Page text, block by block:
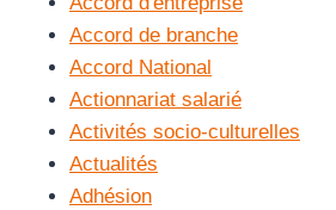
Accord de branche
Accord National
Actionnariat salarié
Activités socio-culturelles
Actualités
Adhésion